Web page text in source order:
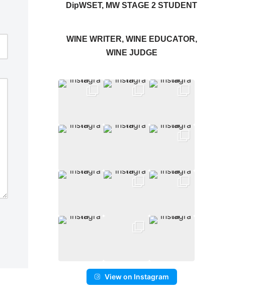
DipWSET, MW STAGE 2 STUDENT
WINE WRITER, WINE EDUCATOR,
WINE JUDGE
View on Instagram